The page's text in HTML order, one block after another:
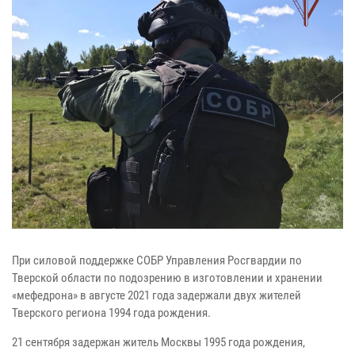
При силовой поддержке СОБР Управления Росгвардии по
Тверской области по подозрению в изготовлении и хранении
«мефедрона» в августе 2021 года задержали двух жителей
Тверского региона 1994 года рождения.
21 сентября задержан житель Москвы 1995 года рождения,